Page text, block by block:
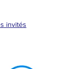
invités